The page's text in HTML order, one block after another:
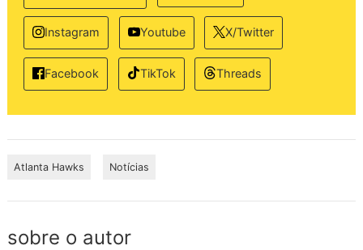
Instagram Youtube X/Twitter
Facebook TikTok Threads
Atlanta Hawks Notícias
sobre o autor